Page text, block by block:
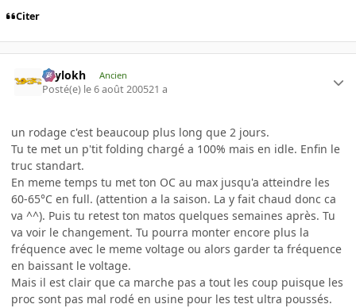
Citer
Psylokh Ancien
Posté(e) le 6 août 200521 a
un rodage c'est beaucoup plus long que 2 jours.
Tu te met un p'tit folding chargé a 100% mais en idle. Enfin le
truc standart.
En meme temps tu met ton OC au max jusqu'a atteindre les
60-65°C en full. (attention a la saison. La y fait chaud donc ca
va ^^). Puis tu retest ton matos quelques semaines après. Tu
va voir le changement. Tu pourra monter encore plus la
fréquence avec le meme voltage ou alors garder ta fréquence
en baissant le voltage.
Mais il est clair que ca marche pas a tout les coup puisque les
proc sont pas mal rodé en usine pour les test ultra poussés.